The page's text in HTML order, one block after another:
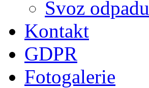
Svoz odpadu
Kontakt
GDPR
Fotogalerie